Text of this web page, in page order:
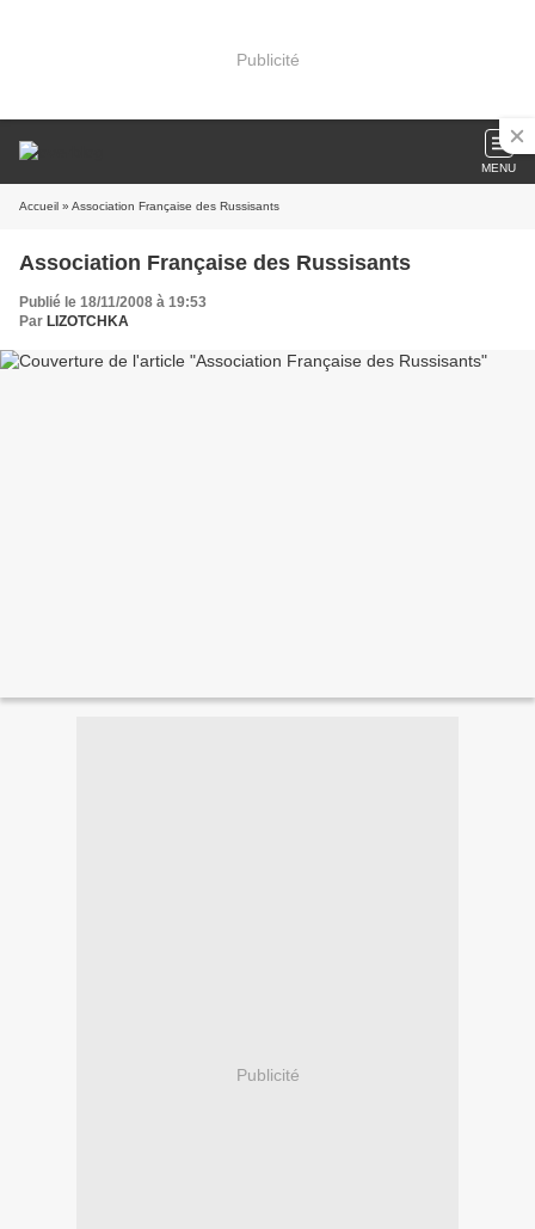
Publicité
MENU
Accueil » Association Française des Russisants
Association Française des Russisants
Publié le 18/11/2008 à 19:53
Par LIZOTCHKA
Publicité